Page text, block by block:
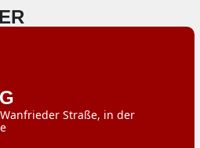
Straße, in der